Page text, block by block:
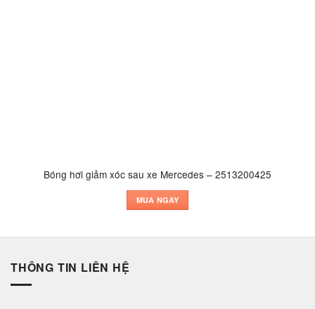
Bóng hơi giảm xóc sau xe Mercedes – 2513200425
MUA NGAY
THÔNG TIN LIÊN HỆ